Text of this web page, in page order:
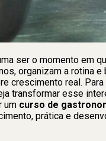
ser o momento em
organizam a rotina e
crescimento real. Para
transformar esse
um curso de
prática e